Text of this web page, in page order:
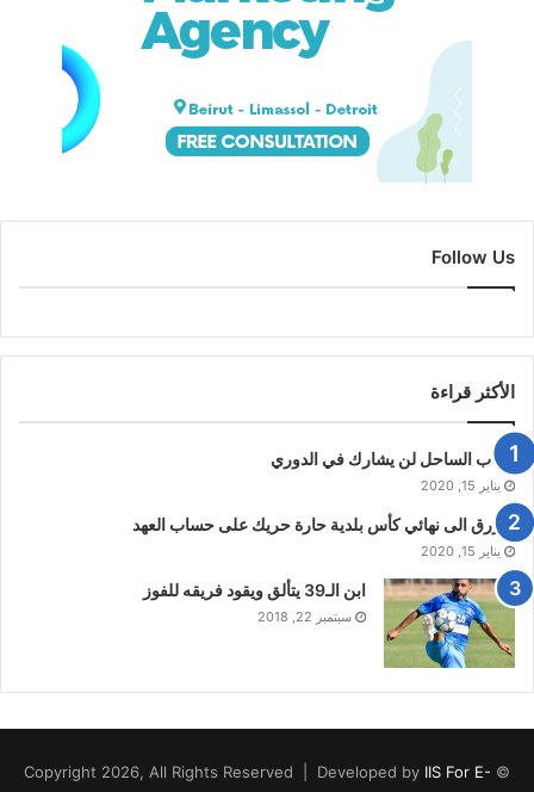
Follow Us
الأكثر قراءة
شباب الساحل لن يشارك في الدوري
يناير 15, 2020
الازرق الى نهائي كأس بلدية حارة حريك على حساب العهد
يناير 15, 2020
ابن الـ39 يتألق ويقود فريقه للفوز
سبتمبر 22, 2018
© Copyright 2026, All Rights Reserved | Developed by
IIS For E-